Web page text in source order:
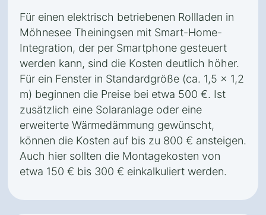
Für einen elektrisch betriebenen Rollladen in
Möhnesee Theiningsen mit Smart-Home-
Integration, der per Smartphone gesteuert
werden kann, sind die Kosten deutlich höher.
Für ein Fenster in Standardgröße (ca. 1,5 x 1,2
m) beginnen die Preise bei etwa 500 €. Ist
zusätzlich eine Solaranlage oder eine
erweiterte Wärmedämmung gewünscht,
können die Kosten auf bis zu 800 € ansteigen.
Auch hier sollten die Montagekosten von
etwa 150 € bis 300 € einkalkuliert werden.